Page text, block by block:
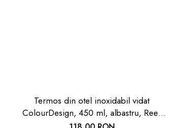
Termos din otel inoxidabil vidat
ColourDesign, 450 ml, albastru, Reer
90023